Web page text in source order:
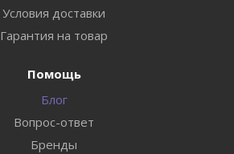
Условия доставки
Гарантия на товар
Помощь
Блог
Вопрос-ответ
Бренды